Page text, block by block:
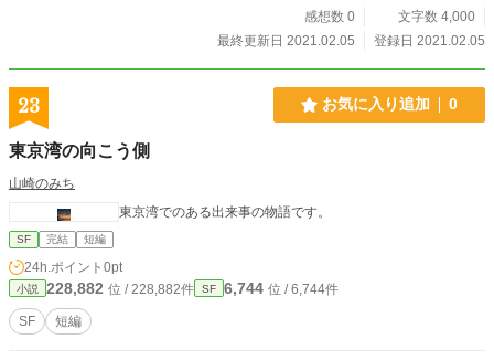
感想数 0
文字数 4,000
最終更新日 2021.02.05
登録日 2021.02.05
23 お気に入り追加 0
東京湾の向こう側
山崎のみち
東京湾でのある出来事の物語です。
SF 完結 短編
24h.ポイント 0pt
小説 228,882 位 / 228,882件 SF 6,744 位 / 6,744件
SF 短編